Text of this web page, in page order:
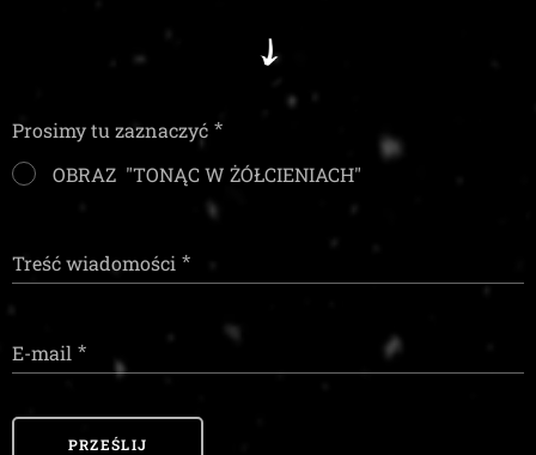
Prosimy tu zaznaczyć
OBRAZ "TONĄC W ŻÓŁCIENIACH"
Treść wiadomości
E-mail
PRZEŚLIJ